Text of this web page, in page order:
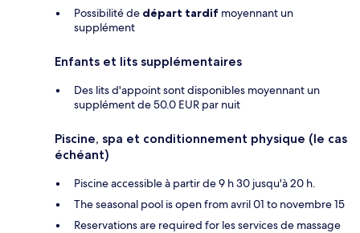
Possibilité de départ tardif moyennant un
supplément
Enfants et lits supplémentaires
Des lits d'appoint sont disponibles moyennant un
supplément de 50.0 EUR par nuit
Piscine, spa et conditionnement physique (le cas
échéant)
Piscine accessible à partir de 9 h 30 jusqu'à 20 h.
The seasonal pool is open from avril 01 to novembre 15
Reservations are required for les services de massage